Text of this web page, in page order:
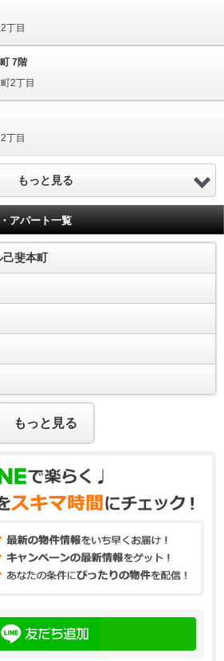
丁目
7階
2丁目
丁目
もっと見る
アパート一覧
己斐本町
もっと見る